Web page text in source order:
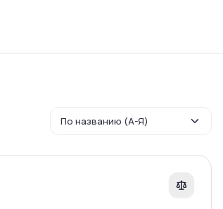
Сравнение
По названию (А-Я)